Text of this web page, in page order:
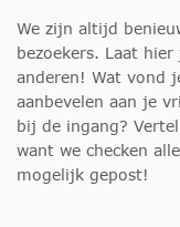
We zijn altijd
bezoekers. Laat
anderen! Wat vond
aanbevelen aan je
bij de ingang?
want we checken
mogelijk gepost!